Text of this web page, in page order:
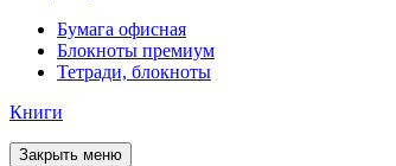
Бумага офисная
Блокноты премиум
Тетради, блокноты
Книги
Закрыть меню